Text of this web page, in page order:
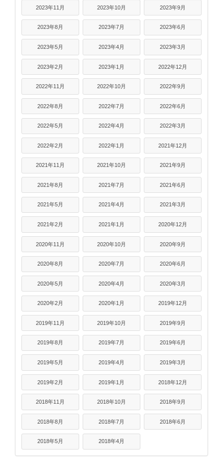
2023年11月 2023年10月 2023年9月
2023年8月 2023年7月 2023年6月
2023年5月 2023年4月 2023年3月
2023年2月 2023年1月 2022年12月
2022年11月 2022年10月 2022年9月
2022年8月 2022年7月 2022年6月
2022年5月 2022年4月 2022年3月
2022年2月 2022年1月 2021年12月
2021年11月 2021年10月 2021年9月
2021年8月 2021年7月 2021年6月
2021年5月 2021年4月 2021年3月
2021年2月 2021年1月 2020年12月
2020年11月 2020年10月 2020年9月
2020年8月 2020年7月 2020年6月
2020年5月 2020年4月 2020年3月
2020年2月 2020年1月 2019年12月
2019年11月 2019年10月 2019年9月
2019年8月 2019年7月 2019年6月
2019年5月 2019年4月 2019年3月
2019年2月 2019年1月 2018年12月
2018年11月 2018年10月 2018年9月
2018年8月 2018年7月 2018年6月
2018年5月 2018年4月